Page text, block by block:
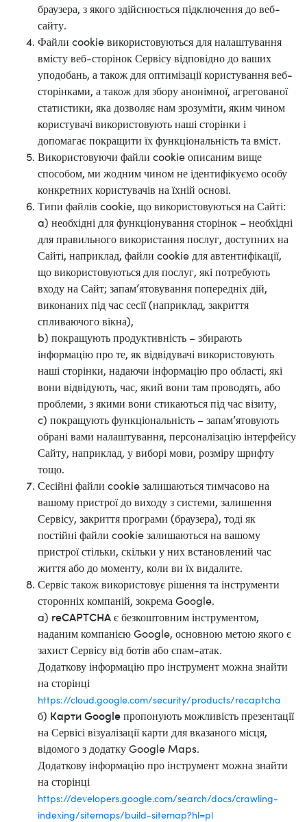
браузера, з якого здійснюється підключення до веб-
сайту.
Файли cookie використовуються для налаштування
вмісту веб-сторінок Сервісу відповідно до ваших
уподобань, а також для оптимізації користування веб-
сторінками, а також для збору анонімної, агрегованої
статистики, яка дозволяє нам зрозуміти, яким чином
користувачі використовують наші сторінки і
допомагає покращити їх функціональність та вміст.
Використовуючи файли cookie описаним вище
способом, ми жодним чином не ідентифікуємо особу
конкретних користувачів на їхній основі.
Типи файлів cookie, що використовуються на Сайті:
a) необхідні для функціонування сторінок – необхідні
для правильного використання послуг, доступних на
Сайті, наприклад, файли cookie для автентифікації,
що використовуються для послуг, які потребують
входу на Сайт; запам’ятовування попередніх дій,
виконаних під час сесії (наприклад, закриття
спливаючого вікна),
b) покращують продуктивність – збирають
інформацію про те, як відвідувачі використовують
наші сторінки, надаючи інформацію про області, які
вони відвідують, час, який вони там проводять, або
проблеми, з якими вони стикаються під час візиту,
c) покращують функціональність – запам’ятовують
обрані вами налаштування, персоналізацію інтерфейсу
Сайту, наприклад, у виборі мови, розміру шрифту
тощо.
Сесійні файли cookie залишаються тимчасово на
вашому пристрої до виходу з системи, залишення
Сервісу, закриття програми (браузера), тоді як
постійні файли cookie залишаються на вашому
пристрої стільки, скільки у них встановлений час
життя або до моменту, коли ви їх видалите.
Сервіс також використовує рішення та інструменти
сторонніх компаній, зокрема Google.
a) reCAPTCHAє безкоштовним інструментом,
наданим компанією Google, основною метою якого є
захист Сервісу від ботів або спам-атак.
Додаткову інформацію про інструмент можна знайти
на сторінці
https://cloud.google.com/security/products/recaptcha
б) Карти Googleпропонують можливість презентації
на Сервісі візуалізації карти для вказаного місця,
відомого з додатку Google Maps.
Додаткову інформацію про інструмент можна знайти
на сторінці
https://developers.google.com/search/docs/crawling-
indexing/sitemaps/build-sitemap?hl=pl